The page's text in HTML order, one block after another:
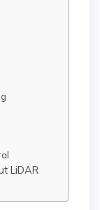
LiDAR